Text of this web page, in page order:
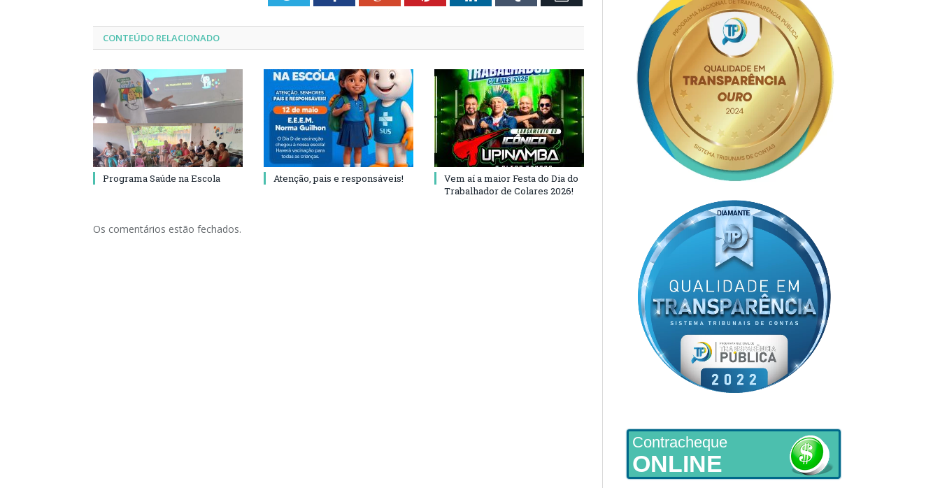
CONTEÚDO RELACIONADO
Programa Saúde na Escola Atenção, pais e responsáveis!
Vem aí a maior Festa do Dia do
Trabalhador de Colares 2026!
Os comentários estão fechados.
Contracheque
ONLINE